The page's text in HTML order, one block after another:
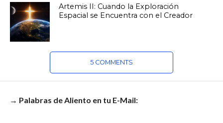
Artemis II: Cuando la Exploración
Espacial se Encuentra con el Creador
5 COMMENTS
→ Palabras de Aliento en tu E-Mail: